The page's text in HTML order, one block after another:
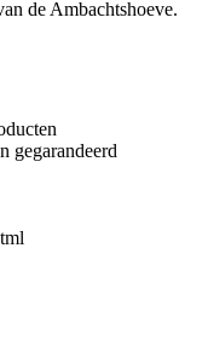
gegarandeerd